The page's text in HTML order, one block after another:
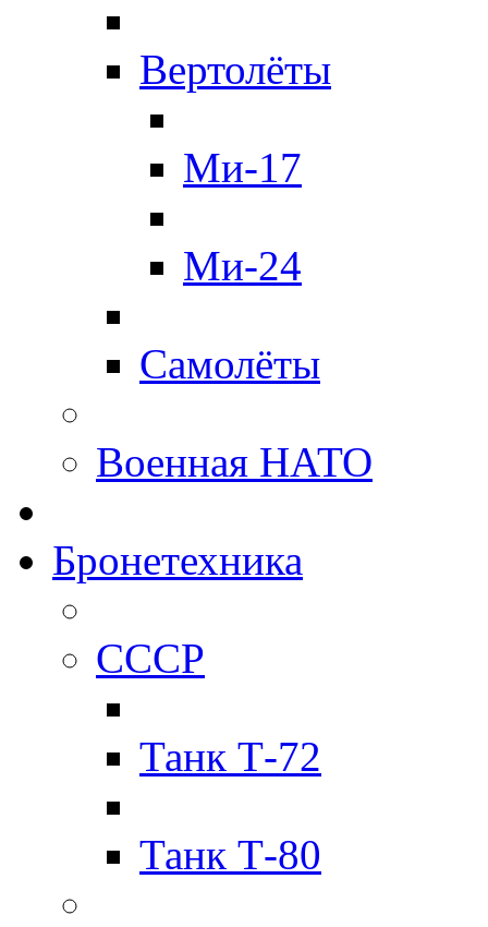
Вертолёты
Ми-17
Ми-24
Самолёты
Военная НАТО
Бронетехника
СССР
Танк Т-72
Танк Т-80